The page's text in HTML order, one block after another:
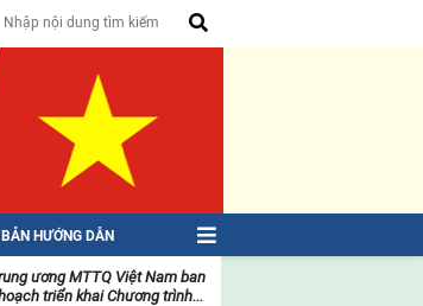
HƯỚNG DẪN
ương MTTQ Việt Nam ban
triển khai Chương trình...